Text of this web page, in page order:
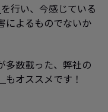
を行い、今感じている
によるものでないか
多数載った、弊社の
もオススメです！